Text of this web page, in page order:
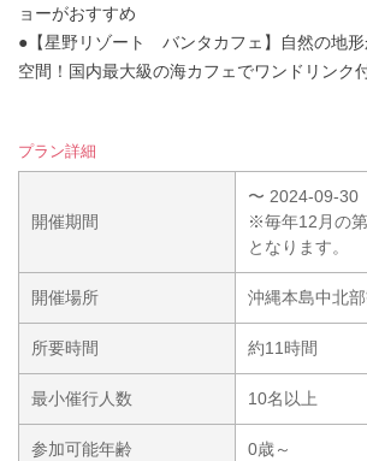
ョーがおすすめ
●【星野リゾート バンタカフェ】自然の地形
空間！国内最大級の海カフェでワンドリンク
プラン詳細
開催期間
〜 2024-09-30
※毎年12月の
となります。
開催場所 沖縄本島中北
所要時間 約11時間
最小催行人数 10名以上
参加可能年齢 0歳～